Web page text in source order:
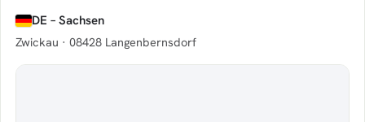
DE – Sachsen
Zwickau · 08428 Langenbernsdorf